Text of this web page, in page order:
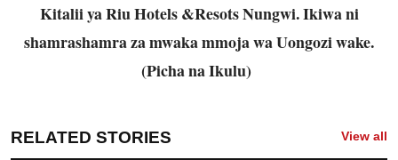
Kitalii ya Riu Hotels &Resots Nungwi. Ikiwa ni
shamrashamra za mwaka mmoja wa Uongozi wake.
(Picha na Ikulu)
RELATED STORIES View all